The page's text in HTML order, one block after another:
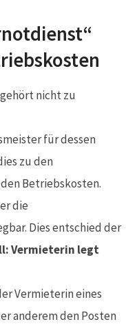
für dessen
zu den
Betriebskosten.
die
Dies entschied der
Vermieterin legt
Vermieterin eines
anderem den Posten